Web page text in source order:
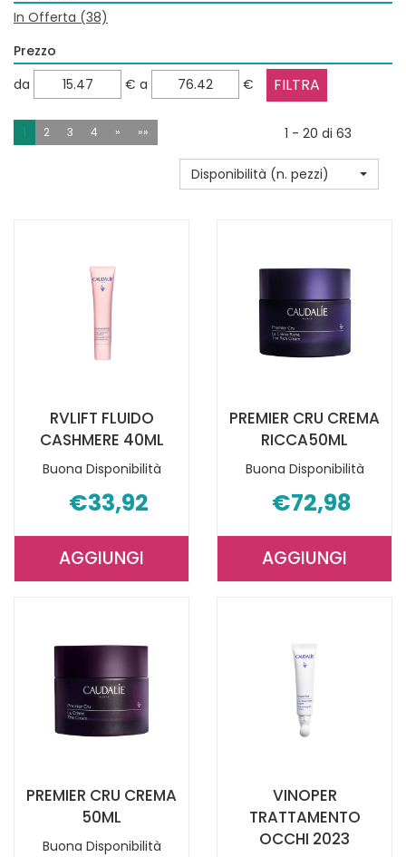
In Offerta (38)
Prezzo
filtra
da € filtra
a €
1 2 3 4 » »» 1 - 20 di 63
Disponibilità (n. pezzi)
RVLIFT FLUIDO
CASHMERE 40ML
Buona Disponibilità
€33,92
AGGIUNGIAGGIUNGI RVLIFT
40ML AL
CARRELLO
PREMIER CRU CREMA
RICCA50ML
Buona Disponibilità
€72,98
AGGIUNGI
AGGIUNGI
RICCA50ML
CARRELLO
PREMIER CRU CREMA
50ML
Buona Disponibilità
VINOPER
TRATTAMENTO
OCCHI 2023